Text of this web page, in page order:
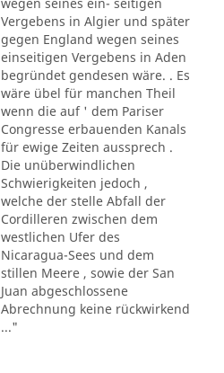
Vergebens in Algier und später
gegen England wegen seines
einseitigen Vergebens in Aden
begründet gendesen wäre. . Es
wäre übel für manchen Theil
wenn die auf ' dem Pariser
Congresse erbauenden Kanals
für ewige Zeiten aussprech .
Die unüberwindlichen
Schwierigkeiten jedoch ,
welche der stelle Abfall der
Cordilleren zwischen dem
westlichen Ufer des
Nicaragua-Sees und dem
stillen Meere , sowie der San
Juan abgeschlossene
Abrechnung keine rückwirkend
..."